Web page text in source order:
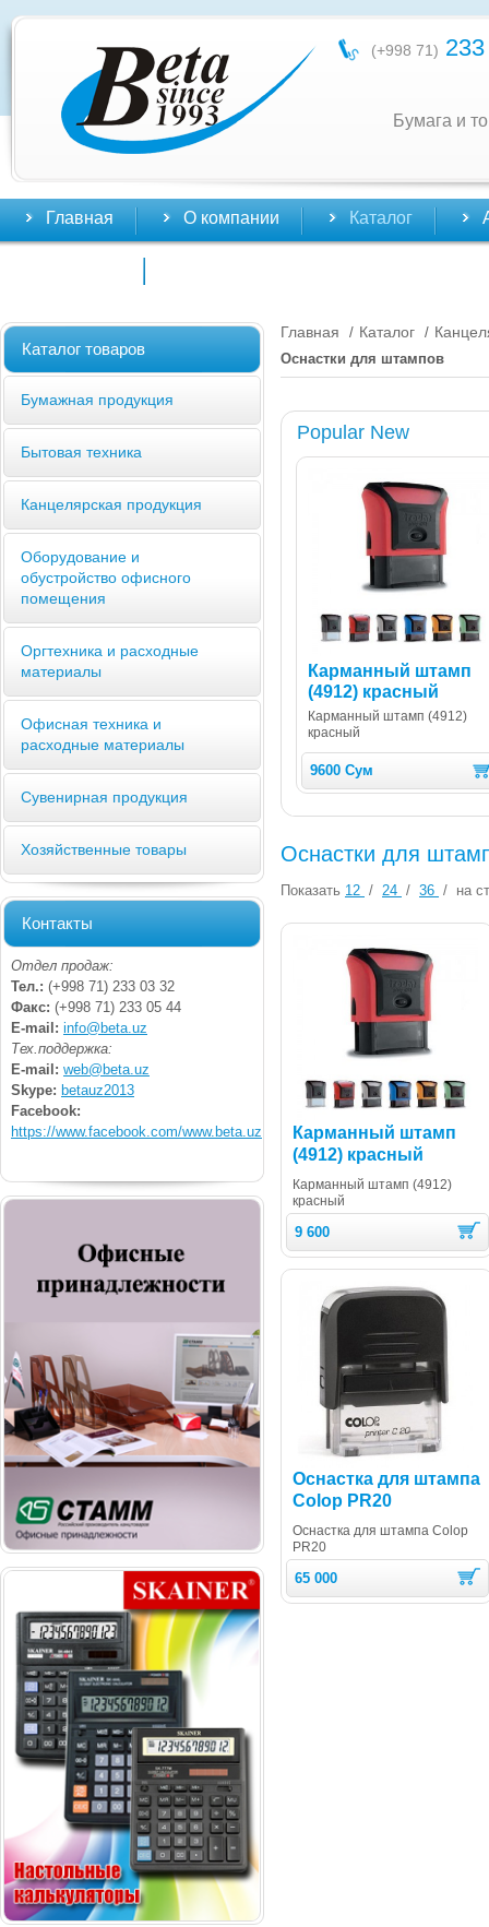
(+998 71)
Бумага и
Главная О компании Каталог
Каталог товаров
Бумажная продукция
Бытовая техника
Канцелярская продукция
Оборудование и
обустройство офисного
помещения
Оргтехника и расходные
материалы
Офисная техника и
расходные материалы
Сувенирная продукция
Хозяйственные товары
Контакты
Отдел продаж:
Тел.: (+998 71) 233 03 32
Факс: (+998 71) 233 05 44
E-mail: info@beta.uz
Тех.поддержка:
E-mail: web@beta.uz
Skype: betauz2013
Facebook:
https://www.facebook.com/www.beta.uz
Главная / Каталог /
Оснастки для штампов
Popular New
Карманный штамп
(4912) красный
Карманный штамп (4912)
красный
9600 Сум
Оснастки для
Показать 12 / 24 / 36 / на
Карманный штамп
(4912) красный
Карманный штамп (4912)
красный
9 600
Оснастка для штампа
Colop PR20
Оснастка для штампа Colop
PR20
65 000